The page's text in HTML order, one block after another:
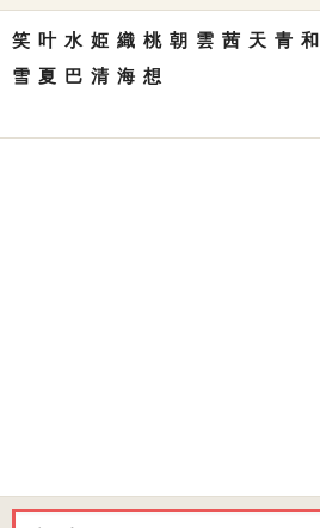
笑 叶 水 姫 織 桃 朝 雲 茜 天 青 和
雪 夏 巴 清 海 想